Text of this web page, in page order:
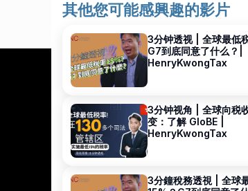
其他您可能感興趣的影片
3分钟透视 | 全球最低
G7到底同意了什么？|
HenryKwongTax
3分钟视角 | 全球向税
变：了解 GloBE |
HenryKwongTax
3分鐘稅務透視 | 全球